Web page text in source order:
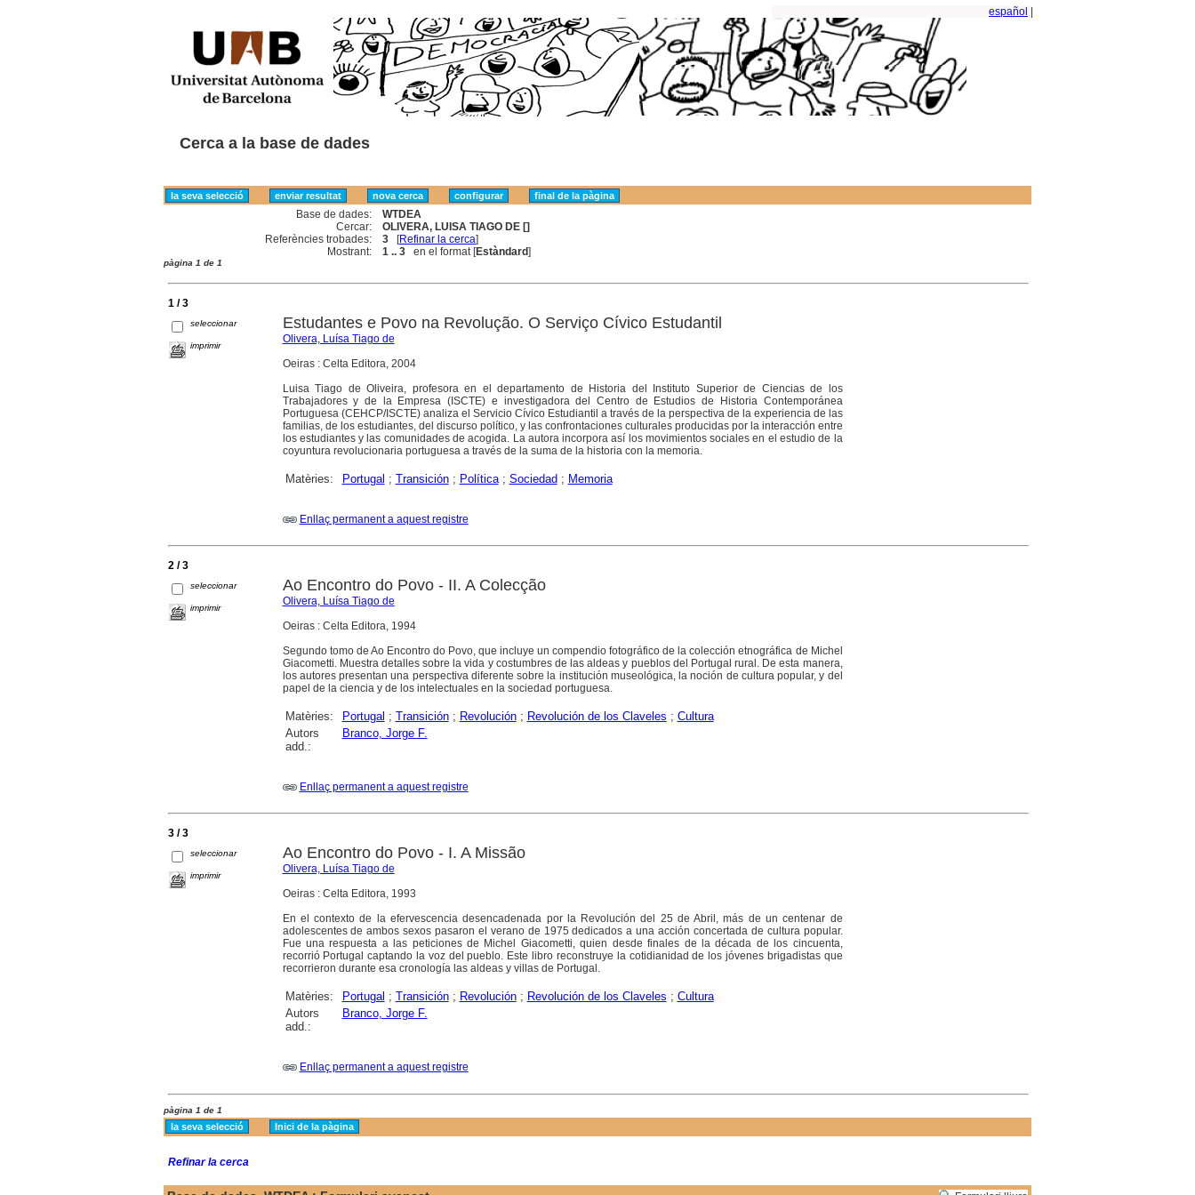
español
Cerca a la base de dades
Base de dades:
WTDEA
Cercar:
OLIVERA, LUISA TIAGO DE []
Referències trobades:
3 [Refinar la cerca]
Mostrant:
1 .. 3 en el format [Estàndard]
pàgina 1 de 1
1 / 3
seleccionar
imprimir
Estudantes e Povo na Revolução. O Serviço Cívico Estudantil
Olivera, Luísa Tiago de
Oeiras : Celta Editora, 2004
Luisa Tiago de Oliveira, profesora en el departamento de Historia del Instituto Superior de Ciencias de los
Trabajadores y de la Empresa (ISCTE) e investigadora del Centro de Estudios de Historia Contemporánea
Portuguesa (CEHCP/ISCTE) analiza el Servicio Cívico Estudiantil a través de la perspectiva de la experiencia de las
familias, de los estudiantes, del discurso político, y las confrontaciones culturales producidas por la interacción entre
los estudiantes y las comunidades de acogida. La autora incorpora así los movimientos sociales en el estudio de la
coyuntura revolucionaria portuguesa a través de la suma de la historia con la memoria.
Matèries: Portugal ; Transición; Política; Sociedad ; Memoria
Enllaç permanent a aquest registre
2 / 3
seleccionar
imprimir
Ao Encontro do Povo - II. A Colecção
Olivera, Luísa Tiago de
Oeiras : Celta Editora, 1994
Segundo tomo de Ao Encontro do Povo, que incluye un compendio fotográfico de la colección etnográfica de Michel
Giacometti. Muestra detalles sobre la vida y costumbres de las aldeas y pueblos del Portugal rural. De esta manera,
los autores presentan una perspectiva diferente sobre la institución museológica, la noción de cultura popular, y del
papel de la ciencia y de los intelectuales en la sociedad portuguesa.
Matèries: Portugal ; Transición; Revolución; Revolución de los Claveles ; Cultura
Autors
add.:
Branco, Jorge F.
Enllaç permanent a aquest registre
3 / 3
seleccionar
imprimir
Ao Encontro do Povo - I. A Missão
Olivera, Luísa Tiago de
Oeiras : Celta Editora, 1993
En el contexto de la efervescencia desencadenada por la Revolución del 25 de Abril, más de un centenar de
adolescentes de ambos sexos pasaron el verano de 1975 dedicados a una acción concertada de cultura popular.
Fue una respuesta a las peticiones de Michel Giacometti, quien desde finales de la década de los cincuenta,
recorrió Portugal captando la voz del pueblo. Este libro reconstruye la cotidianidad de los jóvenes brigadistas que
recorrieron durante esa cronología las aldeas y villas de Portugal.
Matèries: Portugal ; Transición; Revolución; Revolución de los Claveles ; Cultura
Autors
add.:
Branco, Jorge F.
Enllaç permanent a aquest registre
pàgina 1 de 1
Refinar la cerca